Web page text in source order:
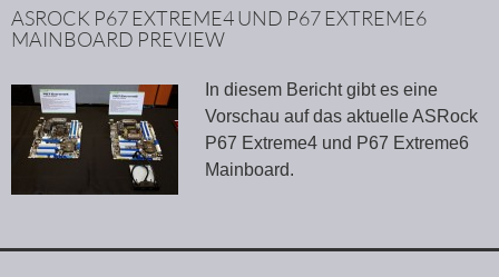
ASROCK P67 EXTREME4 UND P67 EXTREME6
MAINBOARD PREVIEW
In diesem Bericht gibt es eine
Vorschau auf das aktuelle ASRock
P67 Extreme4 und P67 Extreme6
Mainboard.